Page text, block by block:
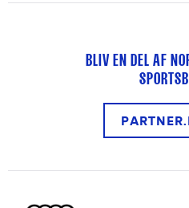
BLIV EN DEL AF